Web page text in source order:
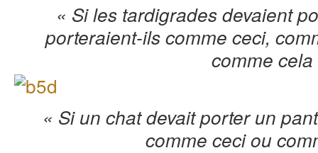
« Si les tardigrades devaient
porteraient-ils comme ceci,
comme
« Si un chat devait porter un
comme ceci ou